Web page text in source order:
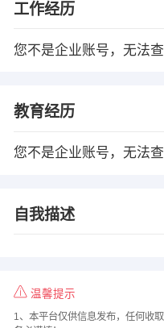
工作经历
您不是企业账号，无法
教育经历
您不是企业账号，无法
自我描述
温馨提示
1、本平台仅供信息发布，任何收